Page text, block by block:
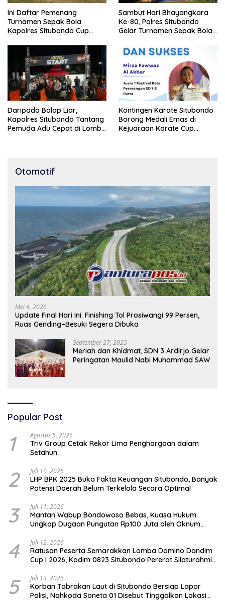
Ini Daftar Pemenang
Turnamen Sepak Bola
Kapolres Situbondo Cup
10 Tahun
Sambut Hari Bhayangkara
Ke-80, Polres Situbondo
Gelar Turnamen Sepak Bola
Daripada Balap Liar,
Kapolres Situbondo Tantang
Pemuda Adu Cepat di Lomba
Kontingen Karate Situbondo
Borong Medali Emas di
Kejuaraan Karate Cup
Otomotif
Mei 4, 2026
Update Final Hari Ini: Finishing Tol Prosiwangi 99 Persen,
Ruas Gending–Besuki Segera Dibuka
September 27, 2025
Meriah dan Khidmat, SDN 3 Ardirjo Gelar
Peringatan Maulid Nabi Muhammad SAW
Popular Post
1 Agustus 5, 2026
Triv Group Cetak Rekor Lima Penghargaan dalam
Setahun
2 Juli 10, 2026
LHP BPK 2025 Buka Fakta Keuangan Situbondo, Banyak
Potensi Daerah Belum Terkelola Secara Optimal
3 Juli 11, 2026
Mantan Wabup Bondowoso Bebas, Kuasa Hukum
Ungkap Dugaan Pungutan Rp100 Juta oleh Oknum
4 Juli 12, 2026
Ratusan Peserta Semarakkan Lomba Domino Dandim
Cup I 2026, Kodim 0823 Situbondo Pererat Silaturahmi
5 Juli 13, 2026
Korban Tabrakan Laut di Situbondo Bersiap Lapor
Polisi, Nahkoda Soneta 01 Disebut Tinggalkan Lokasi